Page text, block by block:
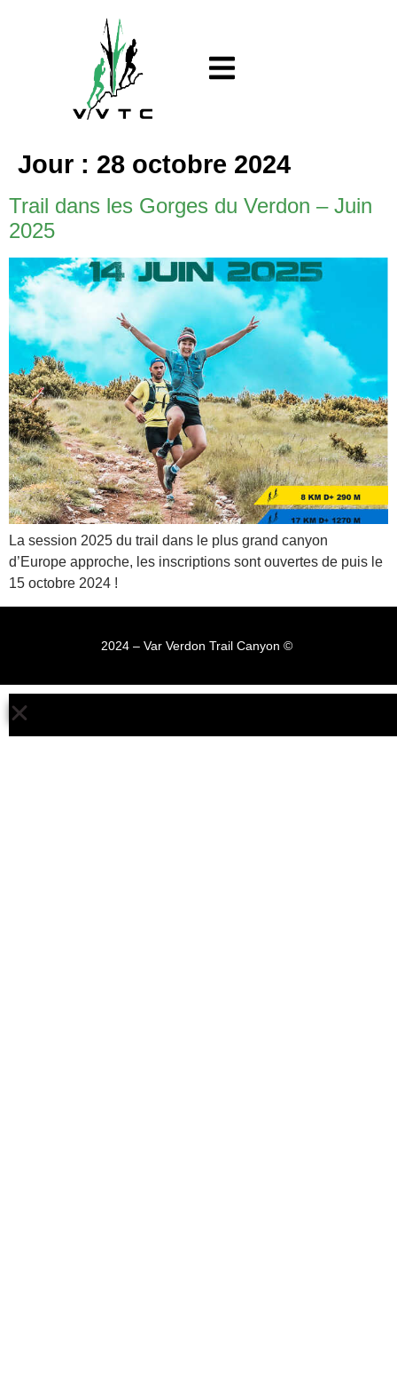
Jour : 28 octobre 2024
Trail dans les Gorges du Verdon – Juin
2025
La session 2025 du trail dans le plus grand canyon
d’Europe approche, les inscriptions sont ouvertes de puis le
15 octobre 2024 !
2024 – Var Verdon Trail Canyon © ​